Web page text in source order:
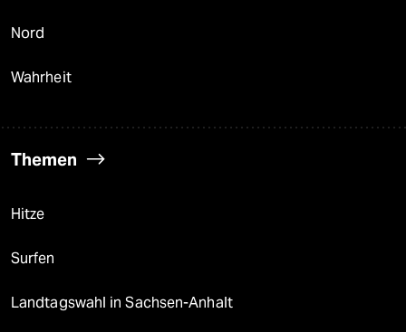
Nord
Wahrheit
Themen
Hitze
Surfen
Landtagswahl in Sachsen-Anhalt